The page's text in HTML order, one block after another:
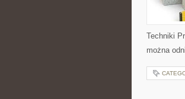
Techniki
można